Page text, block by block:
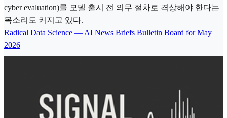
cyber evaluation)를 모델 출시 전 의무 절차로 격상해야 한다는
목소리도 커지고 있다.
Radical Data Science — AI News Briefs Bulletin Board for May
2026